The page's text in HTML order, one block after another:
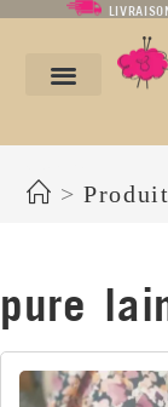
>
pure